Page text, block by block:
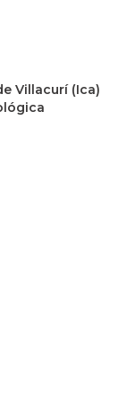
Villacurí (Ica)